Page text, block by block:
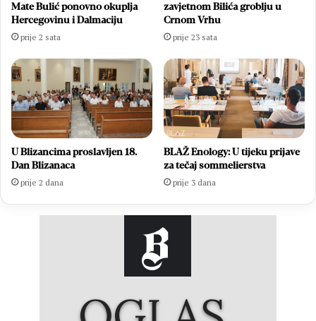
Mate Bulić ponovno okuplja
Hercegovinu i Dalmaciju
prije 2 sata
zavjetnom Bilića groblju u
Crnom Vrhu
prije 23 sata
U Blizancima proslavljen 18.
Dan Blizanaca
prije 2 dana
BLAŽ Enology: U tijeku prijave
za tečaj sommelierstva
prije 3 dana